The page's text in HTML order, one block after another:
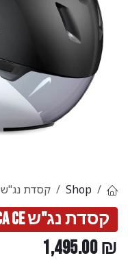
Shop קסדת נג"ש Codatronca Ce
קסדת נג"ש Codatronca Ce
₪
1,495.00